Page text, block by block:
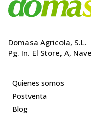
Domasa Agricola, S.L.
Pg. In. El Store, A,
Quienes somos
Postventa
Blog